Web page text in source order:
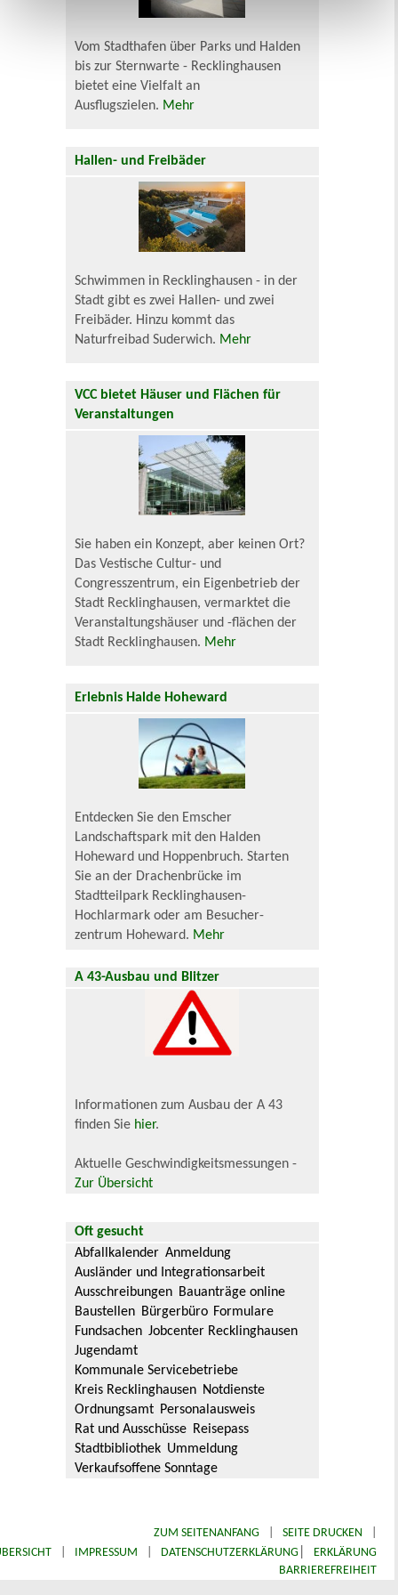
Vom Stadthafen über Parks und Halden
bis zur Sternwarte - Recklinghausen
bietet eine Vielfalt an
Ausflugszielen. Mehr
Hallen- und Freibäder
Schwimmen in Recklinghausen - in der
Stadt gibt es zwei Hallen- und zwei
Freibäder. Hinzu kommt das
Naturfreibad Suderwich. Mehr
VCC bietet Häuser und Flächen für
Veranstaltungen
Sie haben ein Konzept, aber keinen Ort?
Das Vestische Cultur- und
Congresszentrum, ein Eigenbetrieb der
Stadt Recklinghausen, vermarktet die
Veranstaltungshäuser und -flächen der
Stadt Recklinghausen. Mehr
Erlebnis Halde Hoheward
Entdecken Sie den Emscher
Landschaftspark mit den Halden
Hoheward und Hoppenbruch. Starten
Sie an der Drachenbrücke im
Stadtteilpark Recklinghausen-
Hochlarmark oder am Besucher-
zentrum Hoheward. Mehr
A 43-Ausbau und Blitzer
Informationen zum Ausbau der A 43
finden Sie hier.
Aktuelle Geschwindigkeitsmessungen -
Zur Übersicht
Oft gesucht
Abfallkalender Anmeldung
Ausländer und Integrationsarbeit
Ausschreibungen Bauanträge online
Baustellen Bürgerbüro Formulare
Fundsachen Jobcenter Recklinghausen
Jugendamt
Kommunale Servicebetriebe
Kreis Recklinghausen Notdienste
Ordnungsamt Personalausweis
Rat und Ausschüsse Reisepass
Stadtbibliothek Ummeldung
Verkaufsoffene Sonntage
ZUM SEITENANFANG SEITE DRUCKEN
IMPRESSUM DATENSCHUTZERKLÄRUNG|
ERKLÄRUNG
BARRIEREFREIHEIT